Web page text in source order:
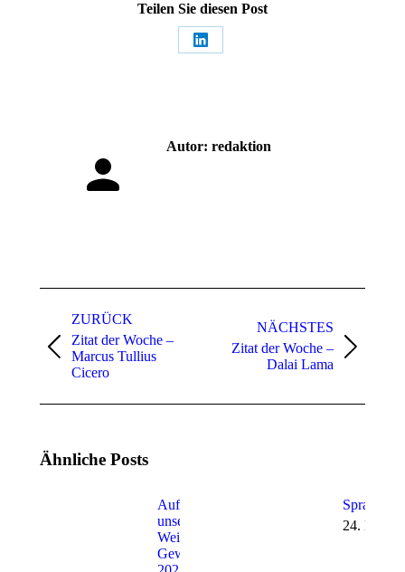
Teilen Sie diesen Post
Share
Autor: redaktion
ZURÜCK
Vorheriger
Beitrag:
Zitat der Woche –
Marcus Tullius
Cicero
NÄCHSTES
Nächster
Beitrag:
Zitat der Woche –
Dalai Lama
Ähnliche Posts
Auflösung
unseres
Weihnachts-
Gewinnspiels
24. Mai